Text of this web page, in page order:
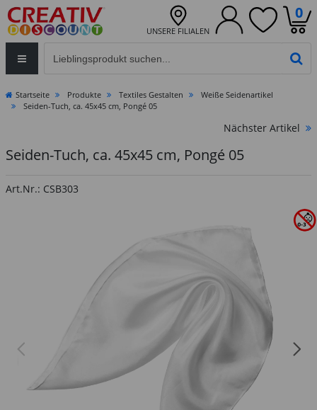
UNSERE FILIALEN
0
Startseite Produkte Textiles Gestalten
Weiße Seidenartikel
Seiden-Tuch, ca. 45x45 cm, Pongé 05
Nächster Artikel
Seiden-Tuch, ca. 45x45 cm, Pongé 05
Art.Nr.: CSB303